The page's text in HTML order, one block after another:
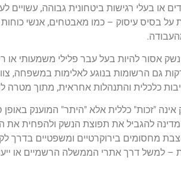
או בעלי רגישות ביטחונית גבוהה,
על בסיס עיסוק – כמו מאבטחים, אנשי כוחות
אסור להיות בעל עבר פלילי משמעותי
גם הרשומות בנוגע לאלימות במשפחה,
כלכלית והתנהלות אחראית, מתוך מטרה
אינה "זכות" כללית אלא "היתר" המוענק
להגביל את תפוצת הנשק ולהפחית את
מחסומים בירוקרטיים ומשפטיים
– למשל דרך אתרי הממשלה הרשמיים או